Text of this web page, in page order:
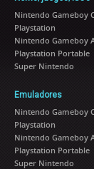
Nintendo Gameboy
Playstation
Nintendo Gameboy
Playstation Portable
Super Nintendo
Emuladores
Nintendo Gameboy
Playstation
Nintendo Gameboy
Playstation Portable
Super Nintendo